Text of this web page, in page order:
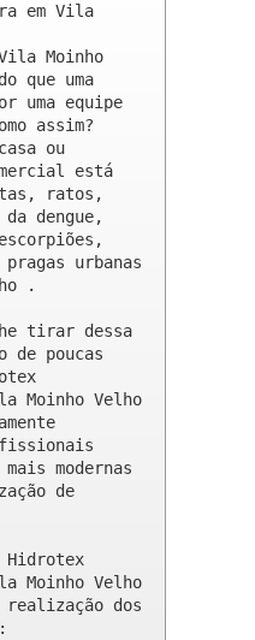
em Vila
Moinho
que uma
uma equipe
assim?
ou
está
ratos,
dengue,
urbanas
.
tirar dessa
de poucas
Moinho Velho
modernas
de
Hidrotex
Moinho Velho
dos